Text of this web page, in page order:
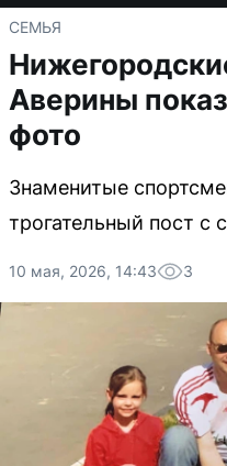
СЕМЬЯ
Аверины
фото
Знаменитые
трогательный пост
10 мая, 2026, 14:43 3